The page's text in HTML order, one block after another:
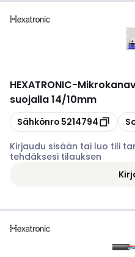
HEXATRONIC-
suojalla 14/10mm
Kopioi
Sähkönro 5214794
Kirjaudu sisään tai luo tili
tehdäksesi tilauksen